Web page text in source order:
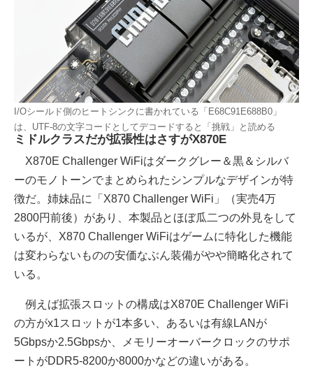
I/Oシールド側のヒートシンクに書かれている「E68C91E688B0」
は、UTF-8の文字コードとしてデコードすると「挑戦」と読める
ミドルクラスだが拡張性はさすがX870E
X870E Challenger WiFiはダークグレー＆黒＆シルバ
ーのモノトーンでまとめられたシンプルなデザインが特
徴だ。姉妹品に「X870 Challenger WiFi」（実売4万
2800円前後）があり、本製品とほぼ瓜二つの外見をして
いるが、X870 Challenger WiFiはゲームに特化した機能
は変わらないものの安価なぶん装備がやや簡略化されて
いる。
例えば拡張スロットの構成はX870E Challenger WiFi
の方がx1スロットが1本多い、あるいは有線LANが
5Gbpsか2.5Gbpsか、メモリーオーバークロックのサポ
ートがDDR5-8200か8000かなどの違いがある。